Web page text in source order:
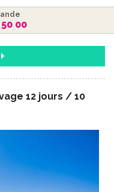
00
12 jours / 10